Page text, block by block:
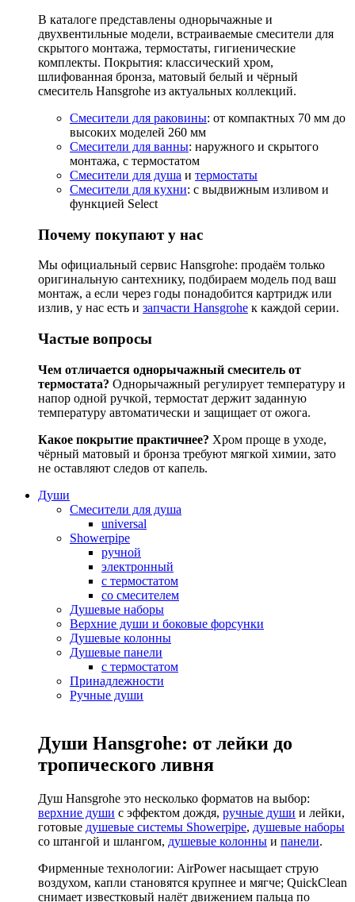
В каталоге представлены однорычажные и
двухвентильные модели, встраиваемые смесители для
скрытого монтажа, термостаты, гигиенические
комплекты. Покрытия: классический хром,
шлифованная бронза, матовый белый и чёрный
смеситель Hansgrohe из актуальных коллекций.
Смесители для раковины: от компактных 70 мм до
высоких моделей 260 мм
Смесители для ванны: наружного и скрытого
монтажа, с термостатом
Смесители для душа и термостаты
Смесители для кухни: с выдвижным изливом и
функцией Select
Почему покупают у нас
Мы официальный сервис Hansgrohe: продаём только
оригинальную сантехнику, подбираем модель под ваш
монтаж, а если через годы понадобится картридж или
излив, у нас есть и запчасти Hansgrohe к каждой серии.
Частые вопросы
Чем отличается однорычажный смеситель от
термостата? Однорычажный регулирует температуру и
напор одной ручкой, термостат держит заданную
температуру автоматически и защищает от ожога.
Какое покрытие практичнее? Хром проще в уходе,
чёрный матовый и бронза требуют мягкой химии, зато
не оставляют следов от капель.
Души
Смесители для душа
universal
Showerpipe
ручной
электронный
с термостатом
со смесителем
Душевые наборы
Верхние души и боковые форсунки
Душевые колонны
Душевые панели
с термостатом
Принадлежности
Ручные души
Души Hansgrohe: от лейки до
тропического ливня
Душ Hansgrohe это несколько форматов на выбор:
верхние души с эффектом дождя, ручные души и лейки,
готовые душевые системы Showerpipe, душевые наборы
со штангой и шлангом, душевые колонны и панели.
Фирменные технологии: AirPower насыщает струю
воздухом, капли становятся крупнее и мягче; QuickClean
снимает известковый налёт движением пальца по